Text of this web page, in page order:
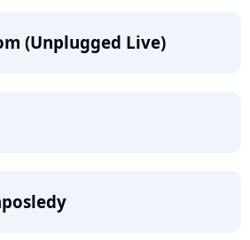
(Unplugged Live)